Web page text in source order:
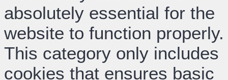
absolutely essential for the
website to function properly.
This category only includes
cookies that ensures basic